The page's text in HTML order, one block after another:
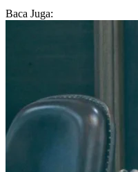
Baca Juga: